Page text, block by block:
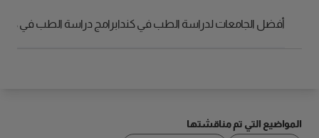
أفضل الجامعات لدراسة الطب في كندابرامج دراسة الطب في كندا
المواضيع التي تم مناقشتها